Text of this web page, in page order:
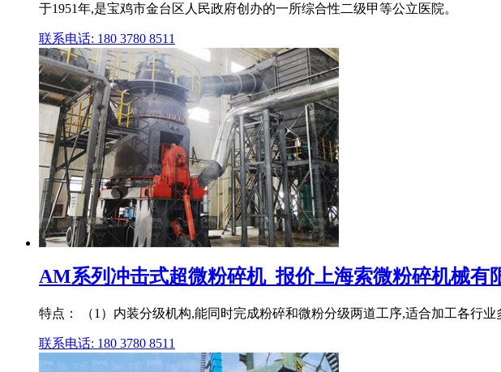
于1951年,是宝鸡市金台区人民政府创办的一所综合性二级甲等公立医院。
联系电话: 180 3780 8511
AM系列冲击式超微粉碎机_报价上海索微粉碎机械有
特点： （1）内装分级机构,能同时完成粉碎和微粉分级两道工序,适合加工各行
联系电话: 180 3780 8511